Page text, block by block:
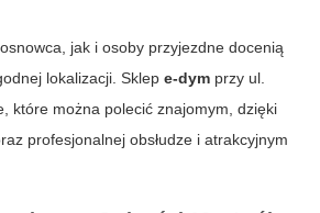
jak i osoby przyjezdne docenią
lokalizacji. Sklep e-dym przy ul.
które można polecić znajomym, dzięki
profesjonalnej obsłudze i atrakcyjnym